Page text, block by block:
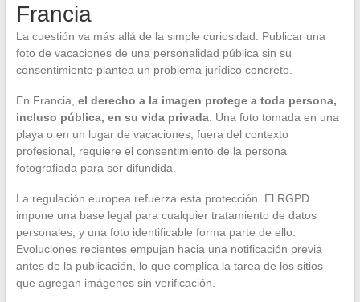
Francia
La cuestión va más allá de la simple curiosidad. Publicar una
foto de vacaciones de una personalidad pública sin su
consentimiento plantea un problema jurídico concreto.
En Francia, el derecho a la imagen protege a toda persona,
incluso pública, en su vida privada. Una foto tomada en una
playa o en un lugar de vacaciones, fuera del contexto
profesional, requiere el consentimiento de la persona
fotografiada para ser difundida.
La regulación europea refuerza esta protección. El RGPD
impone una base legal para cualquier tratamiento de datos
personales, y una foto identificable forma parte de ello.
Evoluciones recientes empujan hacia una notificación previa
antes de la publicación, lo que complica la tarea de los sitios
que agregan imágenes sin verificación.